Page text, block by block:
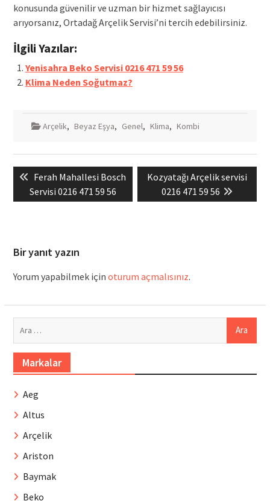
konusunda güvenilir ve uzman bir hizmet sağlayıcısı
arıyorsanız, Ortadağ Arçelik Servisi’ni tercih edebilirsiniz.
İlgili Yazılar:
Yenisahra Beko Servisi 0216 471 59 56
Klima Neden Soğutmaz?
Arçelik, Beyaz Eşya, Genel, Klima, Kombi
gezinmesi
Previous
post:
Ferah Mahallesi Bosch
Servisi 0216 471 59 56
Next
post:
Kozyatağı Arçelik servisi
0216 471 59 56
Bir yanıt yazın
Yorum yapabilmek için oturum açmalısınız.
Markalar
Aeg
Altus
Arçelik
Ariston
Baymak
Beko